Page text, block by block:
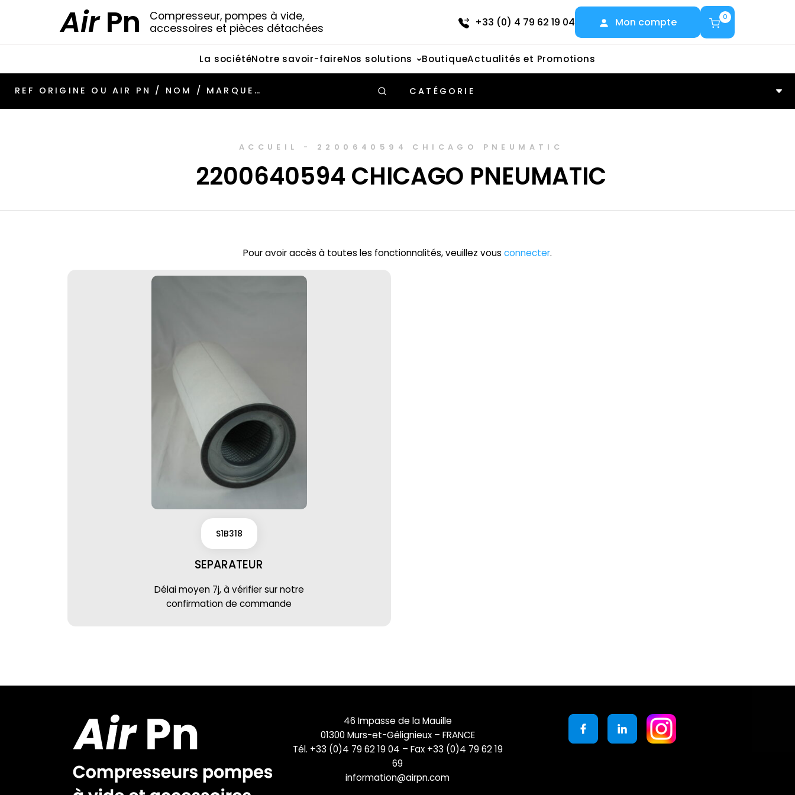
AirPn
Compresseur, pompes à vide,
accessoires et pièces détachées
+33 (0) 4 79 62 19 04 Mon compte 0
La sociétéNotre savoir-faireNos solutions BoutiqueActualités et Promotions
CATÉGORIE
ACCUEIL - 2200640594 CHICAGO PNEUMATIC
2200640594 CHICAGO PNEUMATIC
Pour avoir accès à toutes les fonctionnalités, veuillez vous connecter.
S1B318
SEPARATEUR
Délai moyen 7j, à vérifier sur notre
confirmation de commande
46 Impasse de la Mauille
01300 Murs-et-Gélignieux – FRANCE
Tél. +33 (0)4 79 62 19 04 – Fax +33 (0)4 79 62 19
69
information@airpn.com